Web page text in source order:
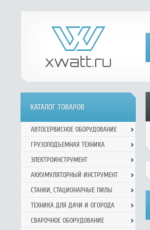
КАТАЛОГ ТОВАРОВ
АВТОСЕРВИСНОЕ ОБОРУДОВАНИЕ
ГРУЗОПОДЪЕМНАЯ ТЕХНИКА
ЭЛЕКТРОИНСТРУМЕНТ
АККУМУЛЯТОРНЫЙ ИНСТРУМЕНТ
СТАНКИ, СТАЦИОНАРНЫЕ ПИЛЫ
ТЕХНИКА ДЛЯ ДАЧИ И ОГОРОДА
СВАРОЧНОЕ ОБОРУДОВАНИЕ